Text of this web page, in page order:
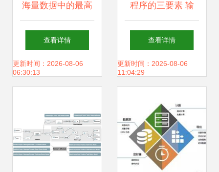
海量数据中的最高
频K项问题 存储与
服务的核心挑战与
查看详情
更新时间：2026-08-06
06:30:13
程序的三要素 输
入、处理与输出
查看详情
更新时间：2026-08-06
11:04:29